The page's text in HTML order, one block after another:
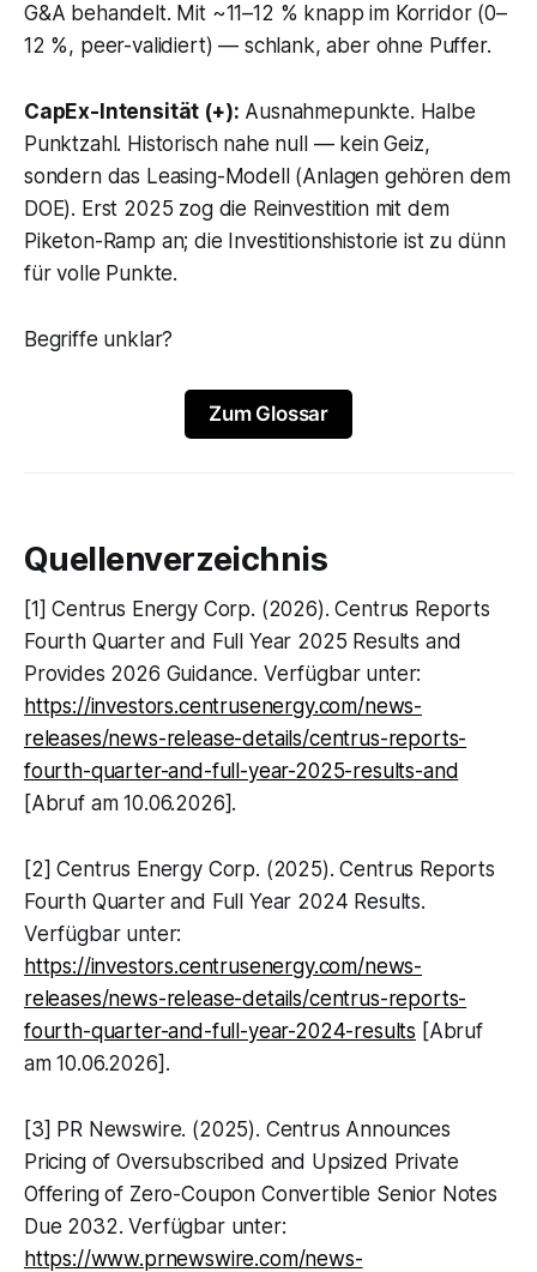
G&A behandelt. Mit ~11–12 % knapp im Korridor (0–
12 %, peer-validiert) — schlank, aber ohne Puffer.
CapEx-Intensität (+): Ausnahmepunkte. Halbe
Punktzahl. Historisch nahe null — kein Geiz,
sondern das Leasing-Modell (Anlagen gehören dem
DOE). Erst 2025 zog die Reinvestition mit dem
Piketon-Ramp an; die Investitionshistorie ist zu dünn
für volle Punkte.
Begriffe unklar?
Zum Glossar
Quellenverzeichnis
[1] Centrus Energy Corp. (2026). Centrus Reports
Fourth Quarter and Full Year 2025 Results and
Provides 2026 Guidance. Verfügbar unter:
https://investors.centrusenergy.com/news-
releases/news-release-details/centrus-reports-
fourth-quarter-and-full-year-2025-results-and
[Abruf am 10.06.2026].
[2] Centrus Energy Corp. (2025). Centrus Reports
Fourth Quarter and Full Year 2024 Results.
Verfügbar unter:
https://investors.centrusenergy.com/news-
releases/news-release-details/centrus-reports-
fourth-quarter-and-full-year-2024-results [Abruf
am 10.06.2026].
[3] PR Newswire. (2025). Centrus Announces
Pricing of Oversubscribed and Upsized Private
Offering of Zero-Coupon Convertible Senior Notes
Due 2032. Verfügbar unter:
https://www.prnewswire.com/news-